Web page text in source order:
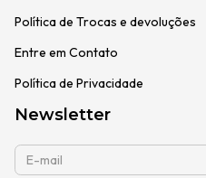
Política de Trocas e devoluções
Entre em Contato
Política de Privacidade
Newsletter